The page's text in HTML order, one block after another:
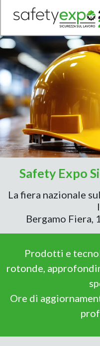
Safety Expo
La fiera nazionale
Bergamo Fiera,
Prodotti e
rotonde,
Ore di